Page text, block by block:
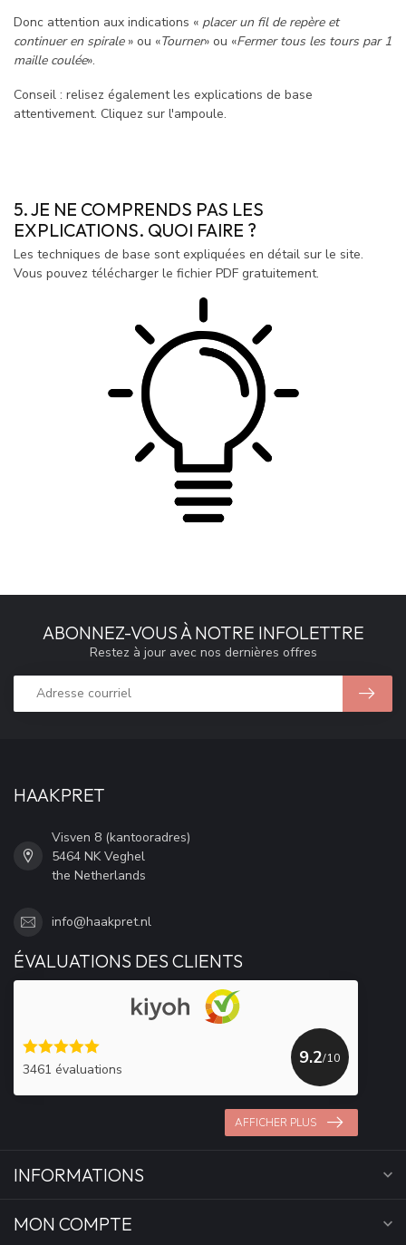
Donc attention aux indications « placer un fil de repère et
continuer en spirale» ou «Tourner» ou «Fermer tous les tours par 1
maille coulée».
Conseil : relisez également les explications de base
attentivement. Cliquez sur l'ampoule.
5. JE NE COMPRENDS PAS LES
EXPLICATIONS. QUOI FAIRE ?
Les techniques de base sont expliquées en détail sur le site.
Vous pouvez télécharger le fichier PDF gratuitement.
ABONNEZ-VOUS À NOTRE INFOLETTRE
Restez à jour avec nos dernières offres
HAAKPRET
Visven 8 (kantooradres)
5464 NK Veghel
the Netherlands
info@haakpret.nl
ÉVALUATIONS DES CLIENTS
3461 évaluations
9.2/10
AFFICHER PLUS
INFORMATIONS
MON COMPTE